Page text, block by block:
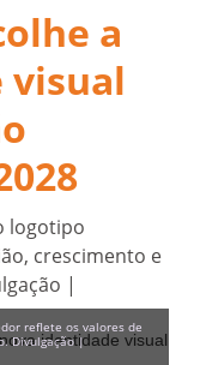
a
visual
logotipo
crescimento e
|
reflete os valores de
Divulgação |